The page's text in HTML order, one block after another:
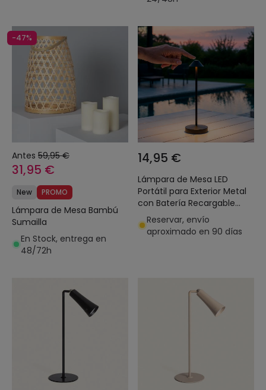
-47%
Antes 59,95 €
31,95 €
New PROMO
Lámpara de Mesa Bambú
Sumailla
En Stock, entrega en
48/72h
14,95 €
Lámpara de Mesa LED
Portátil para Exterior Metal
con Batería Recargable
Magatzi
Reservar, envío
aproximado en 90 días